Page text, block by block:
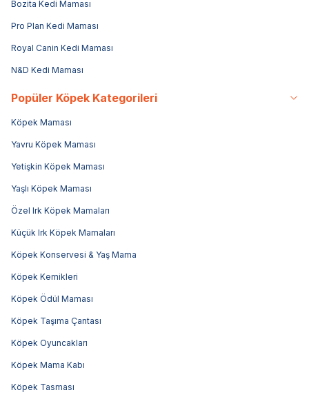
Bozita Kedi Maması
Pro Plan Kedi Maması
Royal Canin Kedi Maması
N&D Kedi Maması
Popüler Köpek Kategorileri
Köpek Maması
Yavru Köpek Maması
Yetişkin Köpek Maması
Yaşlı Köpek Maması
Özel Irk Köpek Mamaları
Küçük Irk Köpek Mamaları
Köpek Konservesi & Yaş Mama
Köpek Kemikleri
Köpek Ödül Maması
Köpek Taşıma Çantası
Köpek Oyuncakları
Köpek Mama Kabı
Köpek Tasması